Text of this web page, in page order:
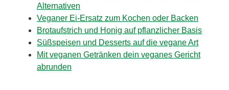
Alternativen
Veganer Ei-Ersatz zum Kochen oder Backen
Brotaufstrich und Honig auf pflanzlicher Basis
Süßspeisen und Desserts auf die vegane Art
Mit veganen Getränken dein veganes Gericht
abrunden